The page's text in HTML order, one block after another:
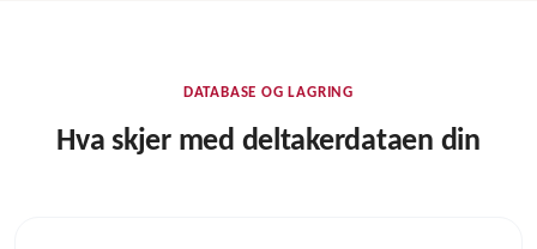
DATABASE OG LAGRING
Hva skjer med deltakerdataen din